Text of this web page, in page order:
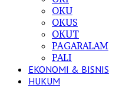
OKU
OKUS
OKUT
PAGARALAM
PALI
EKONOMI & BISNIS
HUKUM